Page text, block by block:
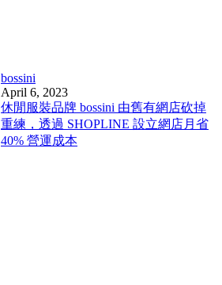
bossini
April 6, 2023
休閒服裝品牌 bossini 由舊有網店砍掉
重練，透過 SHOPLINE 設立網店月省
40% 營運成本